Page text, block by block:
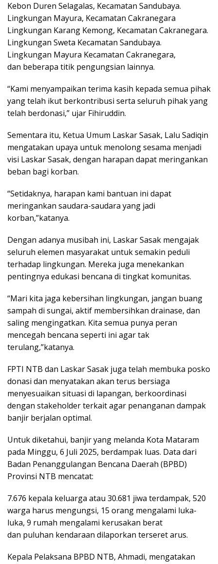
Kebon Duren Selagalas, Kecamatan Sandubaya.
Lingkungan Mayura, Kecamatan Cakranegara
Lingkungan Karang Kemong, Kecamatan Cakranegara.
Lingkungan Sweta Kecamatan Sandubaya.
Lingkungan Mayura Kecamatan Cakranegara,
dan beberapa titik pengungsian lainnya.
“Kami menyampaikan terima kasih kepada semua pihak
yang telah ikut berkontribusi serta seluruh pihak yang
telah berdonasi,” ujar Fihiruddin.
Sementara itu, Ketua Umum Laskar Sasak, Lalu Sadiqin
mengatakan upaya untuk menolong sesama menjadi
visi Laskar Sasak, dengan harapan dapat meringankan
beban bagi korban.
“Setidaknya, harapan kami bantuan ini dapat
meringankan saudara-saudara yang jadi
korban,”katanya.
Dengan adanya musibah ini, Laskar Sasak mengajak
seluruh elemen masyarakat untuk semakin peduli
terhadap lingkungan. Mereka juga menekankan
pentingnya edukasi bencana di tingkat komunitas.
“Mari kita jaga kebersihan lingkungan, jangan buang
sampah di sungai, aktif membersihkan drainase, dan
saling mengingatkan. Kita semua punya peran
mencegah bencana seperti ini agar tak
terulang,”katanya.
FPTI NTB dan Laskar Sasak juga telah membuka posko
donasi dan menyatakan akan terus bersiaga
menyesuaikan situasi di lapangan, berkoordinasi
dengan stakeholder terkait agar penanganan dampak
banjir berjalan optimal.
Untuk diketahui, banjir yang melanda Kota Mataram
pada Minggu, 6 Juli 2025, berdampak luas. Data dari
Badan Penanggulangan Bencana Daerah (BPBD)
Provinsi NTB mencatat:
7.676 kepala keluarga atau 30.681 jiwa terdampak, 520
warga harus mengungsi, 15 orang mengalami luka-
luka, 9 rumah mengalami kerusakan berat
dan puluhan kendaraan dilaporkan terseret arus.
Kepala Pelaksana BPBD NTB, Ahmadi, mengatakan